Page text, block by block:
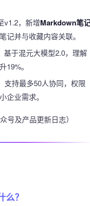
v1.2，新增Markdown笔
记并与收藏内容关联。
基于混元大模型2.0，理解
19%。
支持最多50人协同，权限
企业需求。
号及产品更新日志）
？